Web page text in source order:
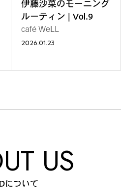
トラベル
伊藤沙菜のモーニング
ルーティン | Vol.9
café WeLL
2026.01.23
US
について